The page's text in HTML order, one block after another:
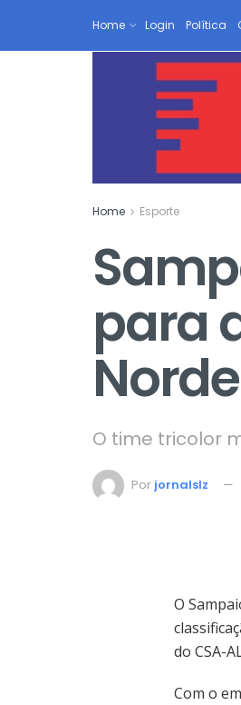
Home Login Política
Home Esporte
para
O time tricolor
Por jornalslz
O
do CSA-
Com o